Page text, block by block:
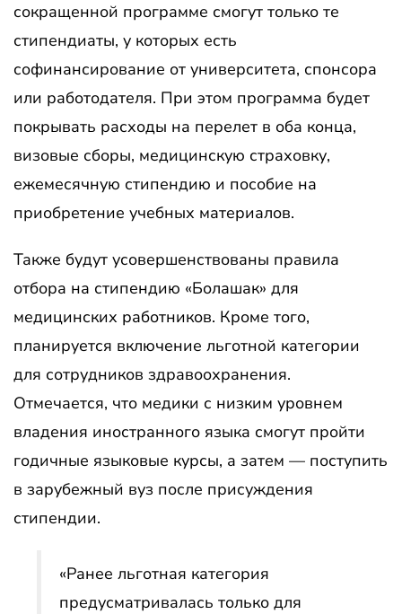
сокращенной программе смогут только те
стипендиаты, у которых есть
софинансирование от университета, спонсора
или работодателя. При этом программа будет
покрывать расходы на перелет в оба конца,
визовые сборы, медицинскую страховку,
ежемесячную стипендию и пособие на
приобретение учебных материалов.
Также будут усовершенствованы правила
отбора на стипендию «Болашак» для
медицинских работников. Кроме того,
планируется включение льготной категории
для сотрудников здравоохранения.
Отмечается, что медики с низким уровнем
владения иностранного языка смогут пройти
годичные языковые курсы, а затем — поступить
в зарубежный вуз после присуждения
стипендии.
«Ранее льготная категория
предусматривалась только для